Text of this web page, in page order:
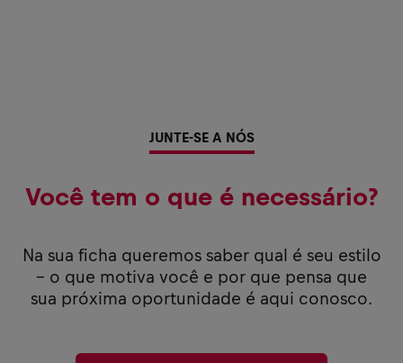
JUNTE-SE A NÓS
Você tem o que é necessário?
Na sua ficha queremos saber qual é seu estilo
– o que motiva você e por que pensa que
sua próxima oportunidade é aqui conosco.